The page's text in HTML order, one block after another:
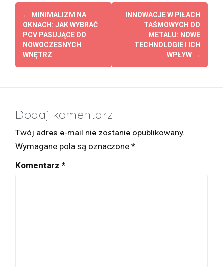
Zobacz
wpisy
← MINIMALIZM NA
OKNACH: JAK WYBRAĆ
PCV PASUJĄCE DO
NOWOCZESNYCH
WNĘTRZ
INNOWACJE W PIŁACH
TAŚMOWYCH DO
METALU: NOWE
TECHNOLOGIE I ICH
WPŁYW →
Dodaj komentarz
Twój adres e-mail nie zostanie opublikowany.
Wymagane pola są oznaczone *
Komentarz *